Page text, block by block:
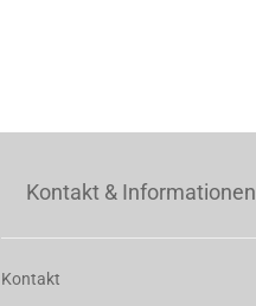
Kontakt & Informationen
Kontakt